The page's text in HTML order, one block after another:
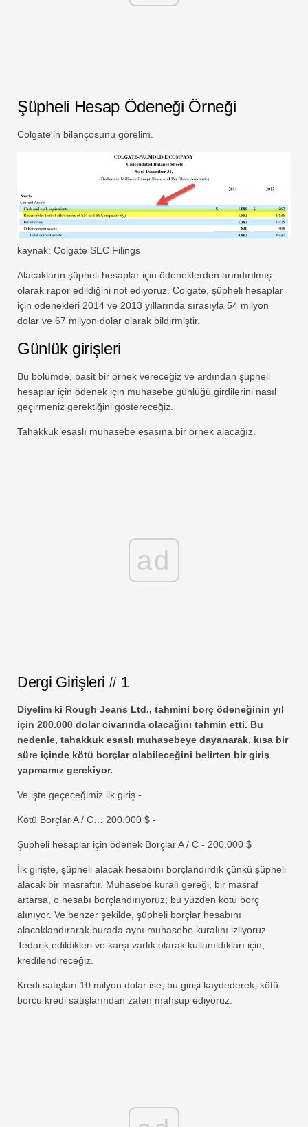
Şüpheli Hesap Ödeneği Örneği
Colgate'in bilançosunu görelim.
kaynak: Colgate SEC Filings
Alacakların şüpheli hesaplar için ödeneklerden arındırılmış
olarak rapor edildiğini not ediyoruz. Colgate, şüpheli hesaplar
için ödenekleri 2014 ve 2013 yıllarında sırasıyla 54 milyon
dolar ve 67 milyon dolar olarak bildirmiştir.
Günlük girişleri
Bu bölümde, basit bir örnek vereceğiz ve ardından şüpheli
hesaplar için ödenek için muhasebe günlüğü girdilerini nasıl
geçirmeniz gerektiğini göstereceğiz.
Tahakkuk esaslı muhasebe esasına bir örnek alacağız.
ad
Dergi Girişleri # 1
Diyelim ki Rough Jeans Ltd., tahmini borç ödeneğinin yıl
için 200.000 dolar civarında olacağını tahmin etti. Bu
nedenle, tahakkuk esaslı muhasebeye dayanarak, kısa bir
süre içinde kötü borçlar olabileceğini belirten bir giriş
yapmamız gerekiyor.
Ve işte geçeceğimiz ilk giriş -
Kötü Borçlar A / C… 200.000 $ -
Şüpheli hesaplar için ödenek Borçlar A / C - 200.000 $
İlk girişte, şüpheli alacak hesabını borçlandırdık çünkü şüpheli
alacak bir masraftır. Muhasebe kuralı gereği, bir masraf
artarsa, o hesabı borçlandırıyoruz; bu yüzden kötü borç
alınıyor. Ve benzer şekilde, şüpheli borçlar hesabını
alacaklandırarak burada aynı muhasebe kuralını izliyoruz.
Tedarik edildikleri ve karşı varlık olarak kullanıldıkları için,
kredilendireceğiz.
Kredi satışları 10 milyon dolar ise, bu girişi kaydederek, kötü
borcu kredi satışlarından zaten mahsup ediyoruz.